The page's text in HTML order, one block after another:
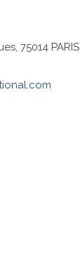
75014 PARIS